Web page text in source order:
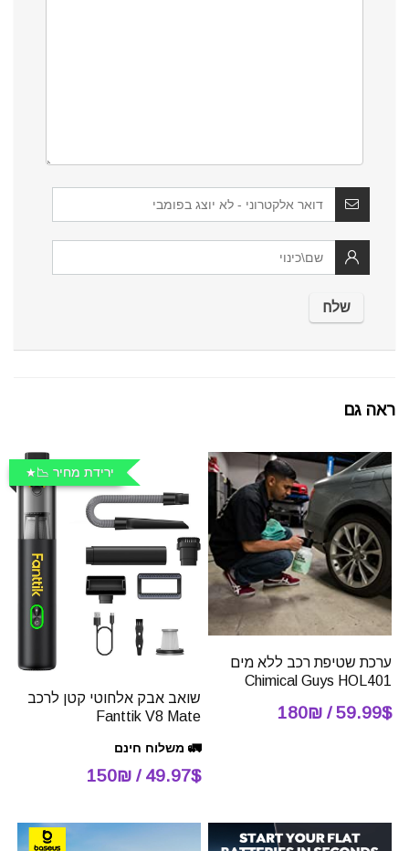
ראה גם
ערכת שטיפת רכב ללא מים
Chimical Guys HOL401
59.99$ / 180₪
ירידת מחיר 📉
שואב אבק אלחוטי קטן לרכב
Fanttik V8 Mate
🚛 משלוח חינם
49.97$ / 150₪